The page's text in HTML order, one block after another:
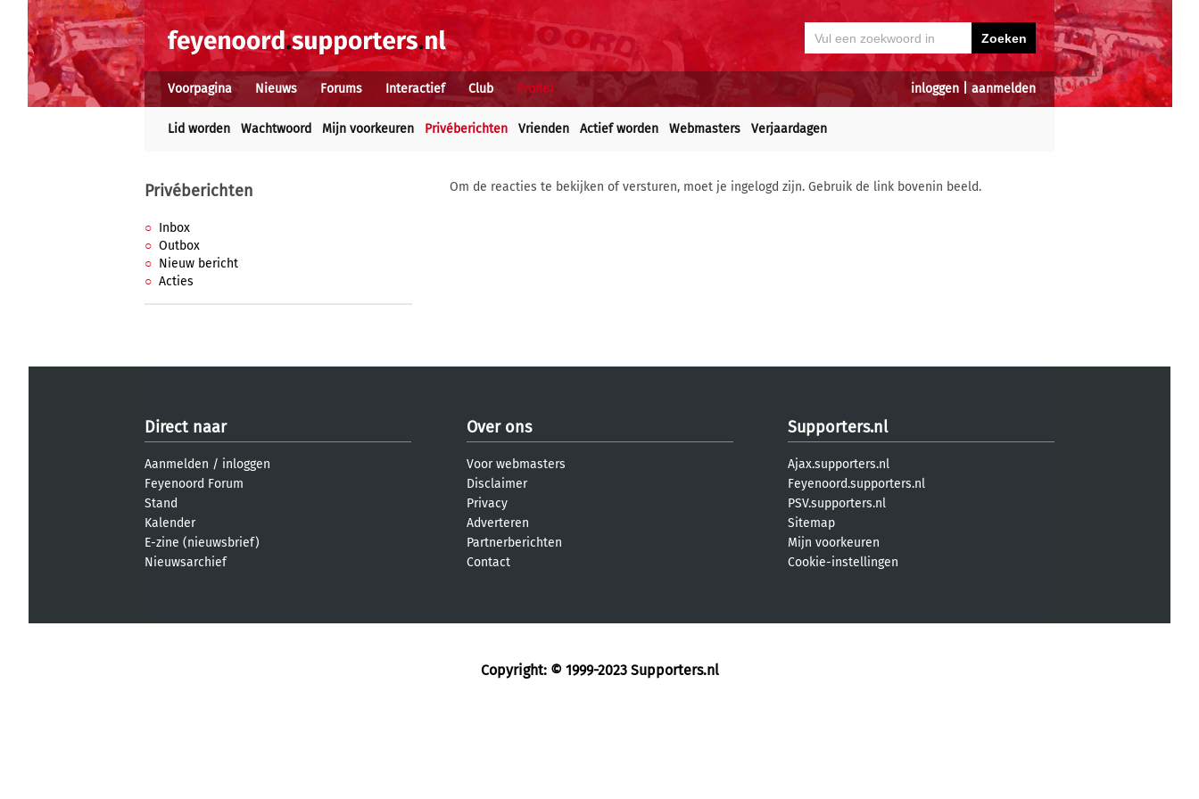
inloggen aanmelden
Voorpagina Nieuws Forums Interactief Club Profiel
Lid worden Wachtwoord Mijn voorkeuren Privéberichten Vrienden Actief worden Webmasters Verjaardagen
Privéberichten
Inbox
Outbox
Nieuw bericht
Acties
Om de reacties te bekijken of versturen, moet je ingelogd zijn. Gebruik de link bovenin beeld.
Direct naar
Aanmelden / inloggen
Feyenoord Forum
Stand
Kalender
E-zine (nieuwsbrief)
Nieuwsarchief
Over ons
Voor webmasters
Disclaimer
Privacy
Adverteren
Partnerberichten
Contact
Supporters.nl
Ajax.supporters.nl
Feyenoord.supporters.nl
PSV.supporters.nl
Sitemap
Mijn voorkeuren
Cookie-instellingen
Copyright: © 1999-2023 Supporters.nl